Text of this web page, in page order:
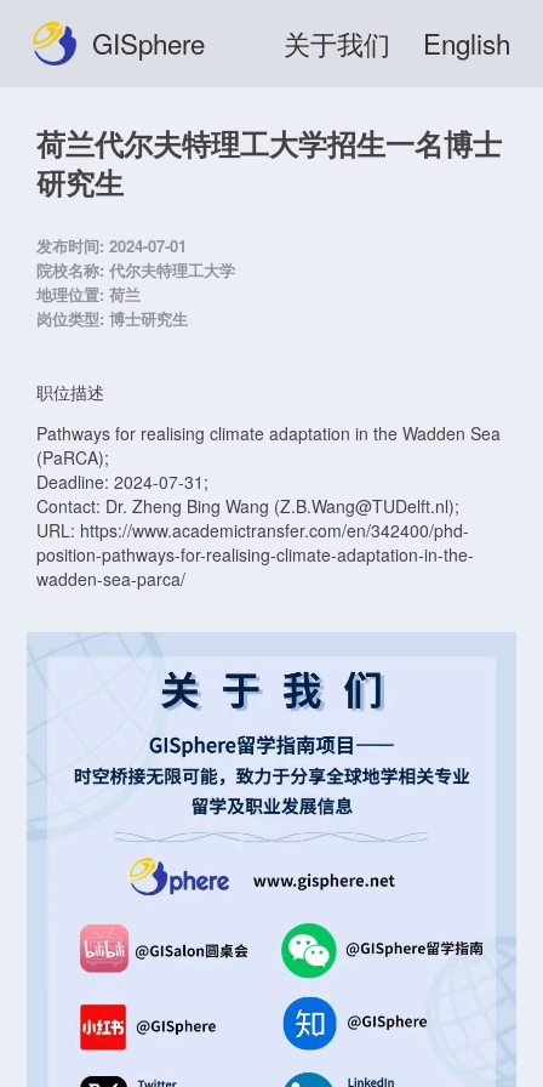
GISphere 关于我们 English
荷兰代尔夫特理工大学招生一名博士
研究生
发布时间: 2024-07-01
院校名称: 代尔夫特理工大学
地理位置: 荷兰
岗位类型: 博士研究生
职位描述
Pathways for realising climate adaptation in the Wadden Sea
(PaRCA);
Deadline: 2024-07-31;
Contact: Dr. Zheng Bing Wang (Z.B.Wang@TUDelft.nl);
URL: https://www.academictransfer.com/en/342400/phd-
position-pathways-for-realising-climate-adaptation-in-the-
wadden-sea-parca/